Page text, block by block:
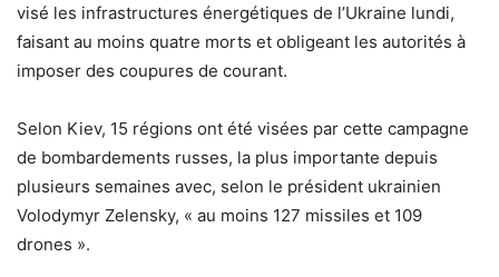
visé les infrastructures énergétiques de l’Ukraine lundi,
faisant au moins quatre morts et obligeant les autorités à
imposer des coupures de courant.
Selon Kiev, 15 régions ont été visées par cette campagne
de bombardements russes, la plus importante depuis
plusieurs semaines avec, selon le président ukrainien
Volodymyr Zelensky, « au moins 127 missiles et 109
drones ».